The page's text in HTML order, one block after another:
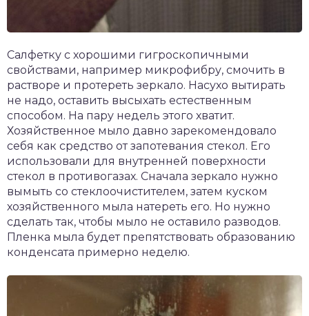
Салфетку с хорошими гигроскопичными
свойствами, например микрофибру, смочить в
растворе и протереть зеркало. Насухо вытирать
не надо, оставить высыхать естественным
способом. На пару недель этого хватит.
Хозяйственное мыло давно зарекомендовало
себя как средство от запотевания стекол. Его
использовали для внутренней поверхности
стекол в противогазах. Сначала зеркало нужно
вымыть со стеклоочистителем, затем куском
хозяйственного мыла натереть его. Но нужно
сделать так, чтобы мыло не оставило разводов.
Пленка мыла будет препятствовать образованию
конденсата примерно неделю.